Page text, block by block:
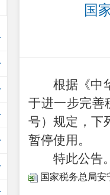
国
根据《中
于进一步完善
号）规定，下
暂停使用。
特此公告
国家税务总局安